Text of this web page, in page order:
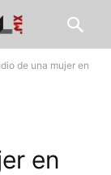
de una mujer en
en